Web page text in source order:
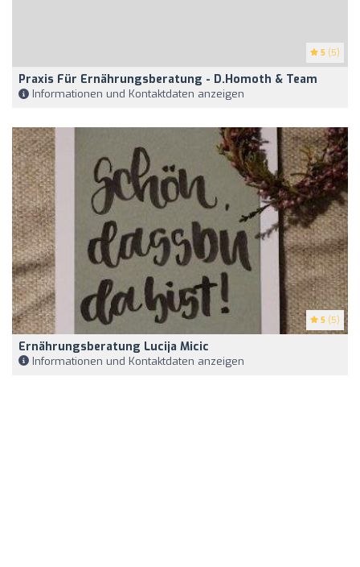
5 (5)
Praxis Für Ernährungsberatung - D.Homoth & Team
Informationen und Kontaktdaten anzeigen
5 (5)
Ernährungsberatung Lucija Micic
Informationen und Kontaktdaten anzeigen